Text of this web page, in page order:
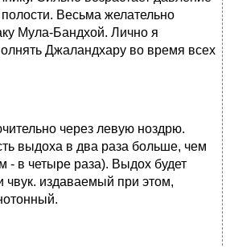
Весьма желательно
Мула-Бандхой. Лично я
Джаландхару во время всех
через левую ноздрю.
выдоха в два раза больше, чем
- в четыре раза). Выдох будет
чвук. издаваемый при этом,